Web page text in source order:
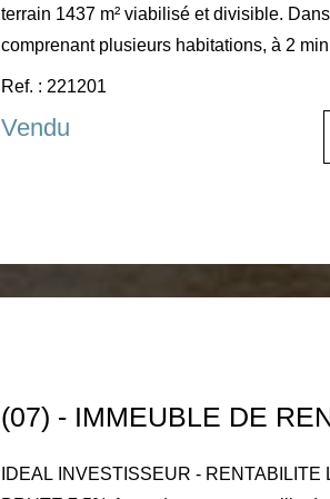
terrain 1437 m² viabilisé et divisible. Dans un quartier calme
comprenant plusieurs habitations, à 2
terrain plat avec accès facile. Tout à l'égout. LIBRE
de Visiance Immobilier Contactez Céline
Ref. : 221201
Vendu
IDEAL INVESTISSEUR - RENTABILITE LOCATIVE